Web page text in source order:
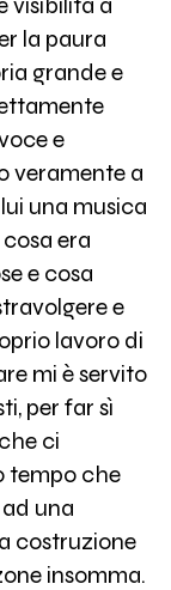
la paura
grande e
e
veramente a
una musica
era
e cosa
e
lavoro di
mi è servito
per far sì
ci
tempo che
una
costruzione
insomma.